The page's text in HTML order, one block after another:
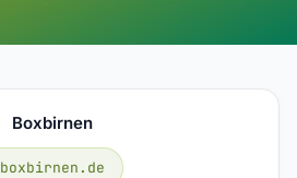
Boxbirnen
boxbirnen.de